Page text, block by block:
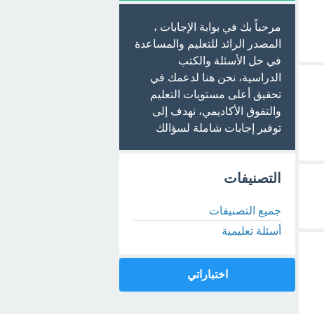
مرحباً بك في بوابة الإجابات ،
المصدر الرائد للتعليم والمساعدة
في حل الأسئلة والكتب
الدراسية، نحن هنا لدعمك في
تحقيق أعلى مستويات التعليم
والتفوق الأكاديمي، نهدف إلى
توفير إجابات شاملة لسؤالك
التصنيفات
جميع التصنيفات
أسئلة تعليمية
اختباراتي